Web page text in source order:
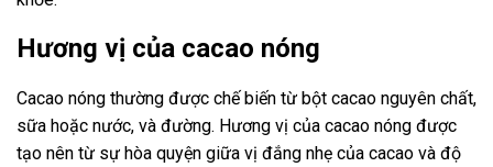
Hương vị của cacao nóng
Cacao nóng thường được chế biến từ bột cacao nguyên chất,
sữa hoặc nước, và đường. Hương vị của cacao nóng được
tạo nên từ sự hòa quyện giữa vị đắng nhẹ của cacao và độ